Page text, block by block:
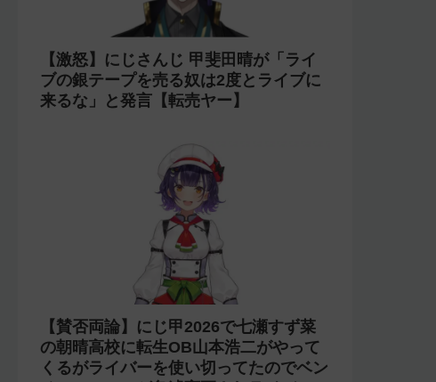
【激怒】にじさんじ 甲斐田晴が「ライ
ブの銀テープを売る奴は2度とライブに
来るな」と発言【転売ヤー】
【賛否両論】にじ甲2026で七瀬すず菜
の朝晴高校に転生OB山本浩二がやって
くるがライバーを使い切ってたのでベン